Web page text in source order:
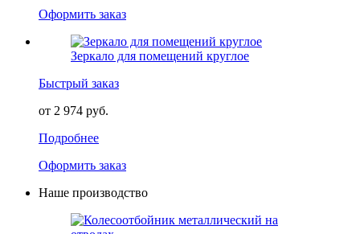
Оформить заказ
Зеркало для помещений круглое
Быстрый заказ
от 2 974 руб.
Подробнее
Оформить заказ
Наше производство